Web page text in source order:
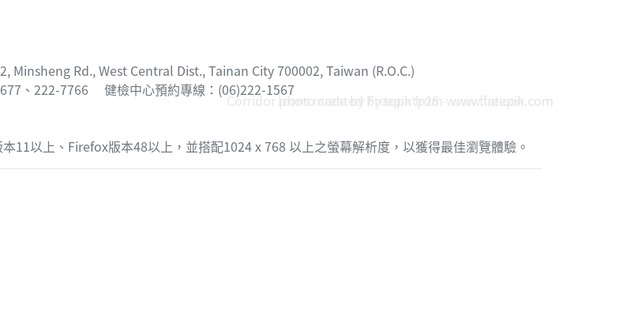
Minsheng Rd., West Central Dist., Tainan City 700002, Taiwan (R.O.C.)
、222-7766 健檢中心預約專線：(06)222-1567
11以上、Firefox版本48以上，並搭配1024 x 768 以上之螢幕解析度，以獲得最佳瀏覽體驗。
Icons made by Freepikfromwww.flaticon.com
Corridor photo created by topntp26 - www.freepik.com